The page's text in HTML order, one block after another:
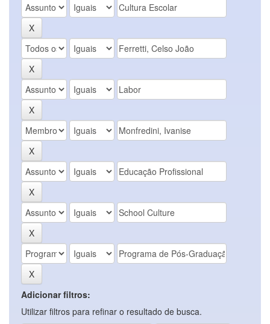
Adicionar filtros:
Utilizar filtros para refinar o resultado de busca.